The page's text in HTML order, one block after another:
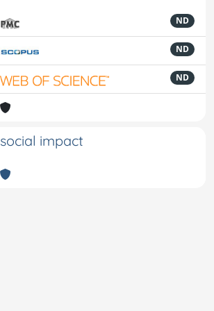
ND
ND
ND
social impact